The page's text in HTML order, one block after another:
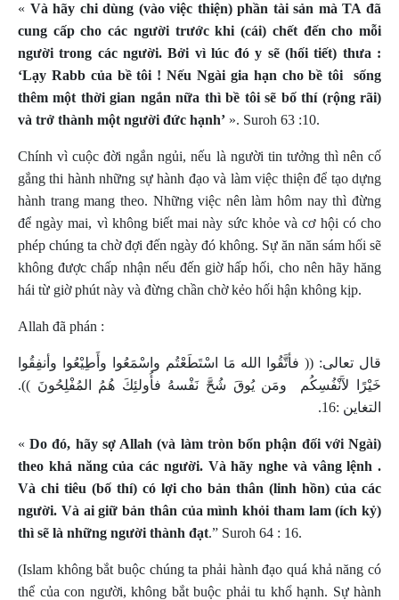
« Và hãy chi dùng (vào việc thiện) phần tài sản mà TA đã
cung cấp cho các người trước khi (cái) chết đến cho mỗi
người trong các người. Bởi vì lúc đó y sẽ (hối tiết) thưa :
‘Lạy Rabb của bề tôi ! Nếu Ngài gia hạn cho bề tôi
sống
thêm một thời gian ngắn nữa thì bề tôi sẽ bố thí (rộng rãi)
và trở thành một người đức hạnh’ ». Suroh 63 :10.
Chính vì cuộc đời ngắn ngủi, nếu là người tin tưởng thì nên cố
gắng thi hành những sự hành đạo và làm việc thiện để tạo dựng
hành trang mang theo. Những việc nên làm hôm nay thì đừng
để ngày mai, vì không biết mai này sức khỏe và cơ hội có cho
phép chúng ta chờ đợi đến ngày đó không. Sự ăn năn sám hối sẽ
không được chấp nhận nếu đến giờ hấp hối, cho nên hãy hăng
hái từ giờ phút này và đừng chần chờ kẻo hối hận không kịp.
Allah đã phán :
قال تعالى: (( فأتَّقُوا الله مَا اسْتَطَعْتُم واسْمَعُوا وأَطِيْعُوا وأنفِقُوا
خَيْرًا لآَنْفُسِكُم
ومَن يُوقَ شُحَّ نَفْسهُ فأُولئِكَ هُمُ المُفْلِحُونَ )).
التغاين :16.
«Do đó, hãy sợ Allah (và làm tròn bổn phận đối với Ngài)
theo khả năng của các người. Và hãy nghe và vâng lệnh .
Và chi tiêu (bố thí) có lợi cho bản thân (linh hồn) của các
người. Và ai giữ bản thân của mình khỏi tham lam (ích kỷ)
thì sẽ là những người thành đạt.” Suroh 64 : 16.
(Islam không bắt buộc chúng ta phải hành đạo quá khả năng có
thể của con người, không bắt buộc phải tu khổ hạnh. Sự hành